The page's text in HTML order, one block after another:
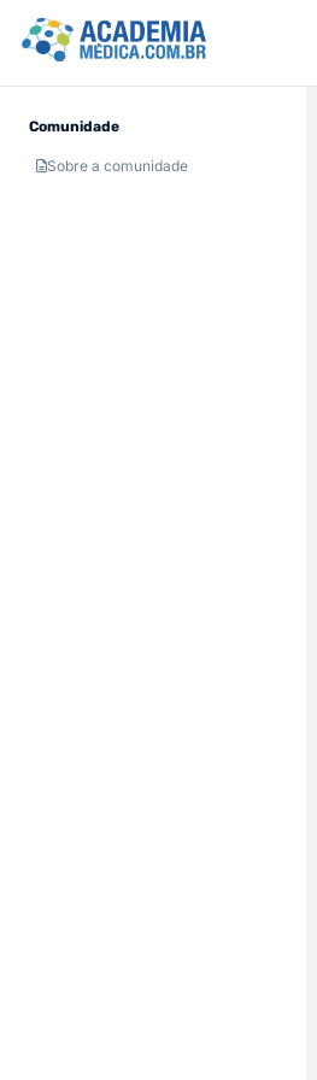
Comunidade
Sobre a comunidade